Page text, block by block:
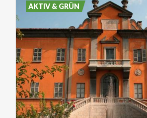
AKTIV & GRÜN